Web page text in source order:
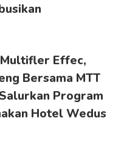
Effec,
Bersama MTT
Program
Hotel Wedus